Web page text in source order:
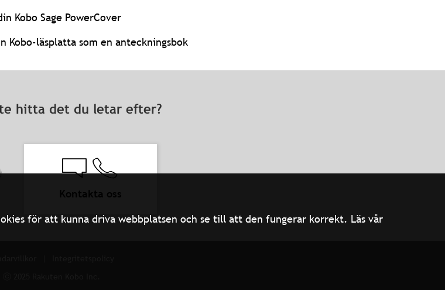
för att kunna driva webbplatsen och se till att den fungerar korrekt. Läs vår
Kobo Sage PowerCover
Kobo-läsplatta som en anteckningsbok
hitta det du letar efter?
Kontakta oss